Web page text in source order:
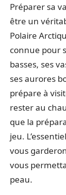
Préparer sa
être un
Polaire
connue pour
basses, ses
ses aurores
prépare à
rester au
que la
jeu.
vous
vous
peau.